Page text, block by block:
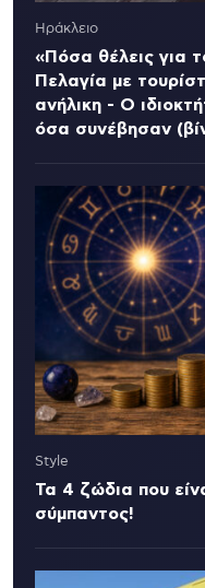
Ηράκλειο
«Πόσα θέλεις για
Πελαγία με
ανήλικη - Ο
όσα συνέβησαν
Style
Τα 4 ζώδια που
σύμπαντος!